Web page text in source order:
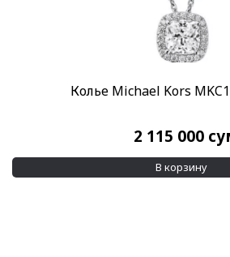
Колье Michael Kors
2 115 000
В корзину